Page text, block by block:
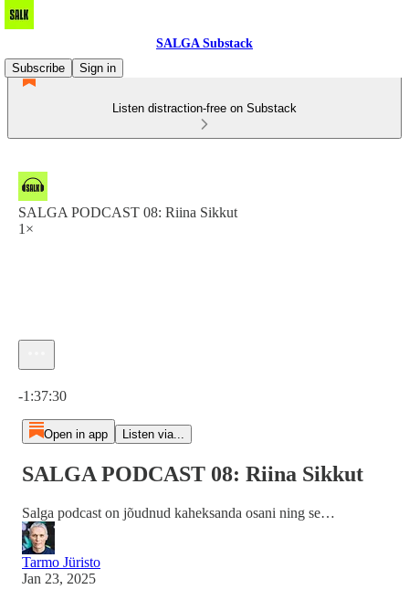
SALGA Substack
Subscribe
Sign in
Listen distraction-free on Substack
SALGA PODCAST 08: Riina Sikkut
1×
-1:37:30
Open in app Listen via...
SALGA PODCAST 08: Riina Sikkut
Salga podcast on jõudnud kaheksanda osani ning se…
Tarmo Jüristo
Jan 23, 2025